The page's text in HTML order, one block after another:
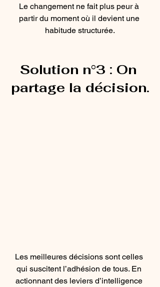
Le changement ne fait plus peur à
partir du moment où il devient une
habitude structurée.
Solution n°3 : On
partage la décision.
Les meilleures décisions sont celles
qui suscitent l’adhésion de tous. En
actionnant des leviers d’intelligence